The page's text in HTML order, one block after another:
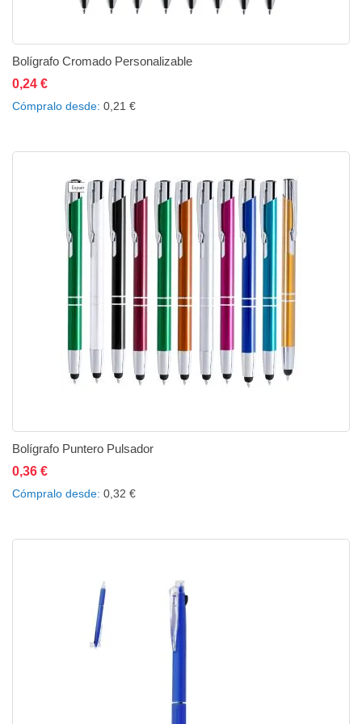
Bolígrafo Cromado Personalizable
0,24 €
Cómpralo desde 0,21 €
Bolígrafo Puntero Pulsador
0,36 €
Cómpralo desde 0,32 €